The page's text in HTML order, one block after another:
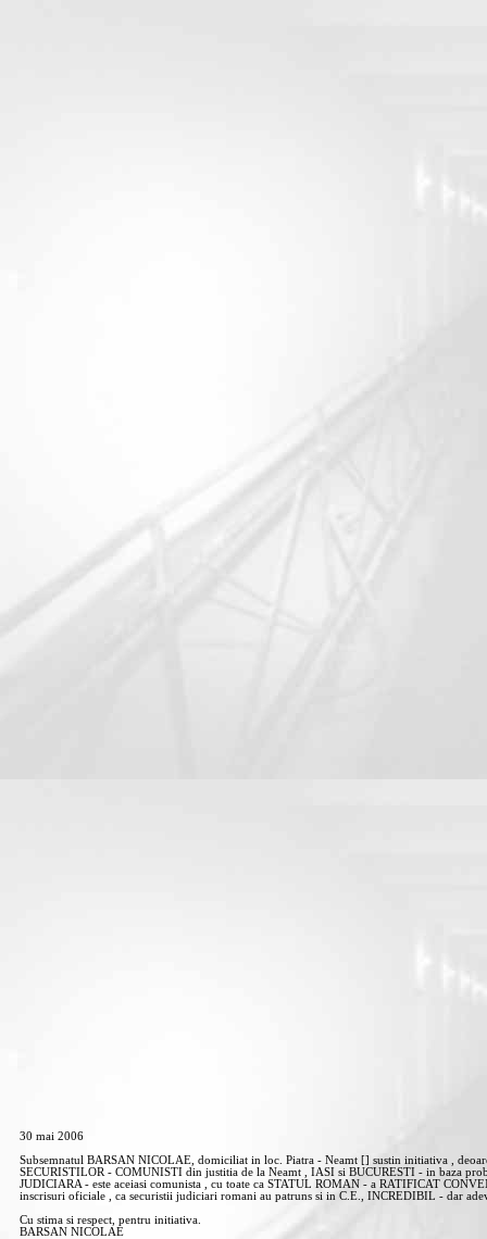
30 mai 2006
Subsemnatul BARSAN NICOLAE, domiciliat in loc. Piatra - Neamt [] sustin initiativa ,
SECURISTILOR - COMUNISTI din justitia de la Neamt , IASI si BUCURESTI - in baza
JUDICIARA - este aceiasi comunista , cu toate ca STATUL ROMAN - a RATIFICAT
inscrisuri oficiale , ca securistii judiciari romani au patruns si in C.E., INCREDIBIL - dar
Cu stima si respect, pentru initiativa.
BARSAN NICOLAE